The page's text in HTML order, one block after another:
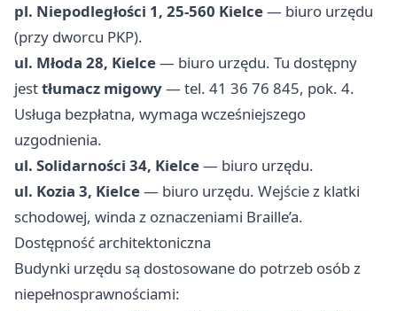
pl. Niepodległości 1, 25-560 Kielce— biuro urzędu
(przy dworcu PKP).
ul. Młoda 28, Kielce— biuro urzędu. Tu dostępny
jesttłumacz migowy— tel. 41 36 76 845, pok. 4.
Usługa bezpłatna, wymaga wcześniejszego
uzgodnienia.
ul. Solidarności 34, Kielce— biuro urzędu.
ul. Kozia 3, Kielce— biuro urzędu. Wejście z klatki
schodowej, winda z oznaczeniami Braille’a.
Dostępność architektoniczna
Budynki urzędu są dostosowane do potrzeb osób z
niepełnosprawnościami: